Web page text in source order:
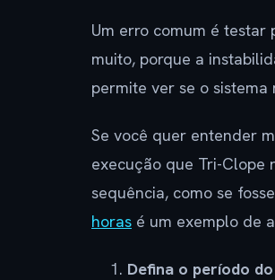
Um erro comum é testar
muito, porque a
permite ver se o sistema
Se você quer entender
execução que Tri-Clope
sequência, como se
horas é um exemplo de
Defina o período